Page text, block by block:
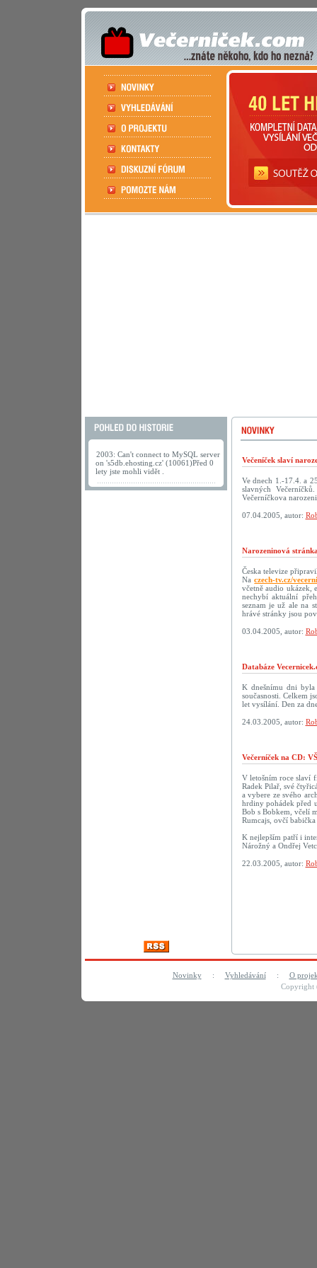
2003: Can't connect to MySQL server
on 's5db.ehosting.cz' (10061)Před 0
lety jste mohli vidět .
Večeníček slaví
Ve dnech 1.-17.4. a
slavných
Večerníčkova
07.04.2005, autor:
Narozeninová
Česka televize
Naczech-tv.cz/
včetně audio ukázek,
nechybí aktuální
seznam je už ale na
hrávé stránky jsou
03.04.2005, autor:
Databáze
K dnešnímu dni byla
současnosti. Celkem
let vysílání. Den za
24.03.2005, autor:
Večerníček na CD:
V letošním roce slaví
Radek Pilař, své
a vybere ze svého
hrdiny pohádek před
Bob s Bobkem, včelí
Rumcajs, ovčí
K nejlepším patří i
Nárožný a Ondřej
22.03.2005, autor:
Novinky: Vyhledávání: O
Copyright